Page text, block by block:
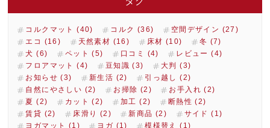
コルクマット (40) コルク (36)
空間デザイン (27)
エコ (16)
天然素材 (16) 床材 (10)
冬 (7)
犬 (6)
ペット (5) 口コミ (4)
レビュー (4)
フロアマット (4)
豆知識 (3)
大判 (3)
お知らせ (3)
新生活 (2)
引っ越し (2)
自然にやさしい (2)
お掃除 (2)
お手入れ (2)
夏 (2)
カット (2) 加工 (2)
断熱性 (2)
賃貸 (2)
床滑り (2) 新商品 (2)
サイド (1)
ヨガマット (1)
ヨガ (1) 模様替え (1)